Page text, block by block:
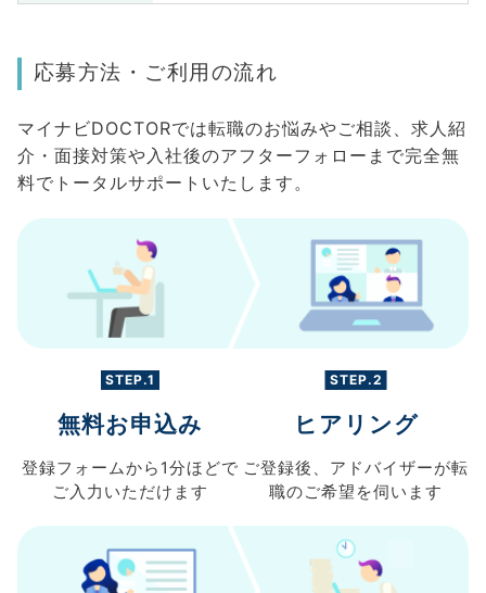
応募方法・ご利用の流れ
マイナビDOCTORでは転職のお悩みやご相談、求人紹
介・面接対策や入社後のアフターフォローまで完全無
料でトータルサポートいたします。
STEP.1
無料お申込み
登録フォームから 1分ほどで
ご入力 いただけます
STEP.2
ヒアリング
ご登録後、 アドバイザーが転
職のご希望を伺います